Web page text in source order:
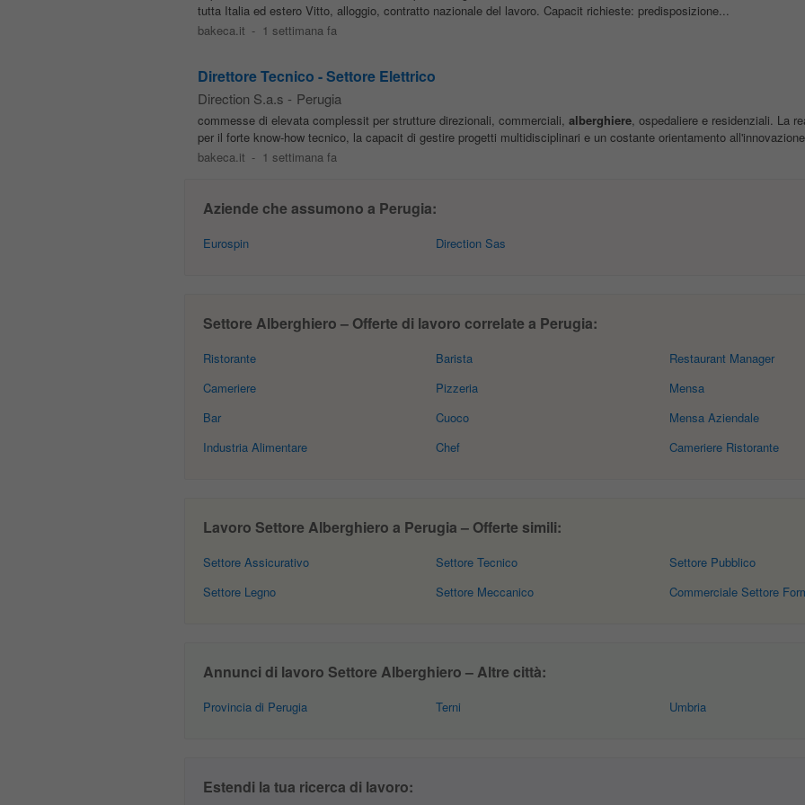
tutta Italia ed estero Vitto, alloggio, contratto nazionale del lavoro. Capacit richieste: predisposizione...
bakeca.it - 1 settimana fa
Direttore Tecnico - Settore Elettrico
Direction S.a.s - Perugia
commesse di elevata complessit per strutture direzionali, commerciali, alberghiere, ospedaliere e residenziali. La
per il forte know-how tecnico, la capacit di gestire progetti multidisciplinari e un costante orientamento
bakeca.it - 1 settimana fa
Aziende che assumono a Perugia:
Eurospin Direction Sas
Settore Alberghiero – Offerte di lavoro correlate a Perugia:
Ristorante
Cameriere
Bar
Industria Alimentare
Barista
Pizzeria
Cuoco
Chef
Restaurant Manager
Mensa
Mensa Aziendale
Cameriere Ristorante
Lavoro Settore Alberghiero a Perugia – Offerte simili:
Settore Assicurativo
Settore Legno
Settore Tecnico
Settore Meccanico
Settore Pubblico
Commerciale Settore
Annunci di lavoro Settore Alberghiero – Altre città:
Provincia di Perugia Terni Umbria
Estendi la tua ricerca di lavoro: